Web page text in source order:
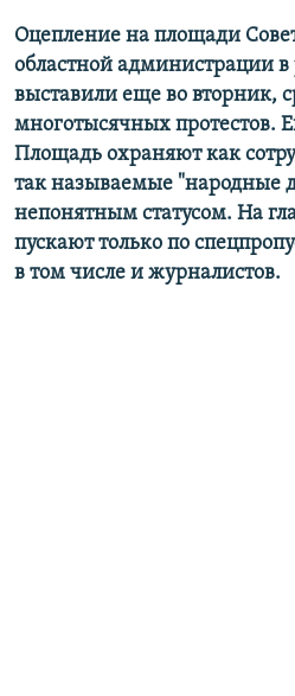
Оцепление на площади
областной администрации
выставили еще во вторник,
многотысячных протестов.
Площадь охраняют как
так называемые "народные
непонятным статусом. На
пускают только по
в том числе и журналистов.